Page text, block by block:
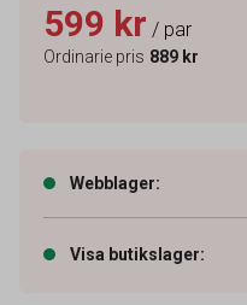
599 kr / par
Ordinarie pris 889 kr
Webblager:
Visa butikslager: